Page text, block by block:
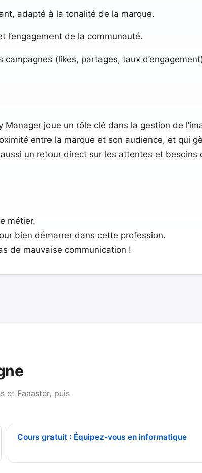
adapté à la tonalité de la marque.
l’engagement de la communauté.
(likes, partages, taux
joue un rôle clé dans la gestion de
entre la marque et son audience, et qui
un retour direct sur les attentes et besoins
métier.
bien démarrer dans cette profession.
de mauvaise communication !
et Faaaster, puis
Cours gratuit : Équipez-vous en informatique